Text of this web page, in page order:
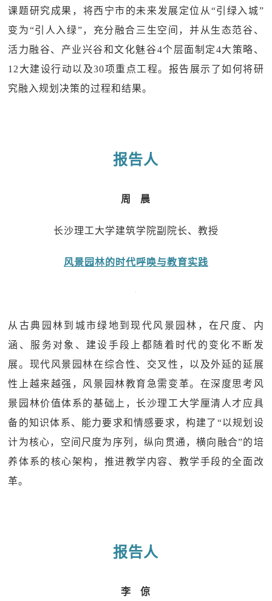
课题研究成果，将西宁市的未来发展定位从“引绿入城”
变为“引人入绿”，充分融合三生空间，并从生态范谷、
活力融谷、产业兴谷和文化魅谷4个层面制定4大策略、
12大建设行动以及30项重点工程。报告展示了如何将研
究融入规划决策的过程和结果。
报告人
周 晨
长沙理工大学建筑学院副院长、教授
风景园林的时代呼唤与教育实践
从古典园林到城市绿地到现代风景园林，在尺度、内
涵、服务对象、建设手段上都随着时代的变化不断发
展。现代风景园林在综合性、交叉性，以及外延的延展
性上越来越强，风景园林教育急需变革。在深度思考风
景园林价值体系的基础上，长沙理工大学厘清人才应具
备的知识体系、能力要求和情感要求，构建了“以规划设
计为核心，空间尺度为序列，纵向贯通，横向融合”的培
养体系的核心架构，推进教学内容、教学手段的全面改
革。
报告人
李 倞